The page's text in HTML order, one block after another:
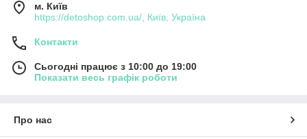
м. Київ
https://detoshop.com.ua/, Київ, Україна
Контакти
Сьогодні працює з 10:00 до 19:00
Показати весь графік роботи
Про нас